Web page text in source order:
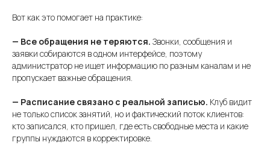
Вот как это помогает на практике:
— Все обращения не теряются. Звонки, сообщения и
заявки собираются в одном интерфейсе, поэтому
администратор не ищет информацию по разным каналам и не
пропускает важные обращения.
— Расписание связано с реальной записью. Клуб видит
не только список занятий, но и фактический поток клиентов:
кто записался, кто пришел, где есть свободные места и какие
группы нуждаются в корректировке.